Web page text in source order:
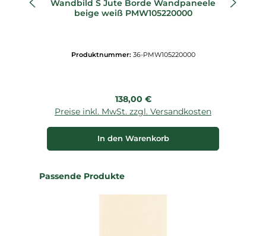
Wandbild S Jute Borde Wandpaneele
beige weiß PMW105220000
Produktnummer: 36-PMW105220000
Regulärer Preis:
138,00 €
Preise inkl. MwSt. zzgl. Versandkosten
In den Warenkorb
Produktgalerie überspringen
Passende Produkte